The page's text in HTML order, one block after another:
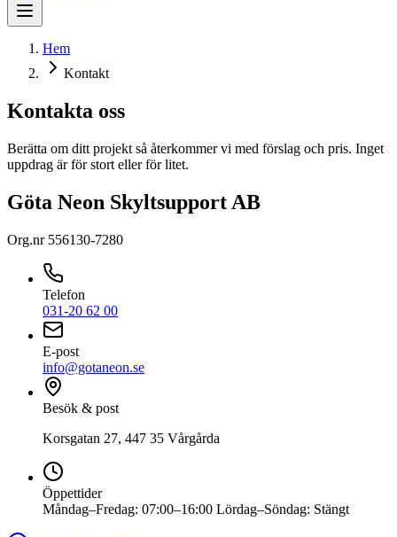
Hem
Kontakt
Kontakta oss
Berätta om ditt projekt så återkommer vi med förslag och pris. Inget
uppdrag är för stort eller för litet.
Göta Neon Skyltsupport AB
Org.nr 556130-7280
Telefon
031-20 62 00
E-post
info@gotaneon.se
Besök & post
Korsgatan 27, 447 35 Vårgårda
Öppettider
Måndag–Fredag: 07:00–16:00 Lördag–Söndag: Stängt